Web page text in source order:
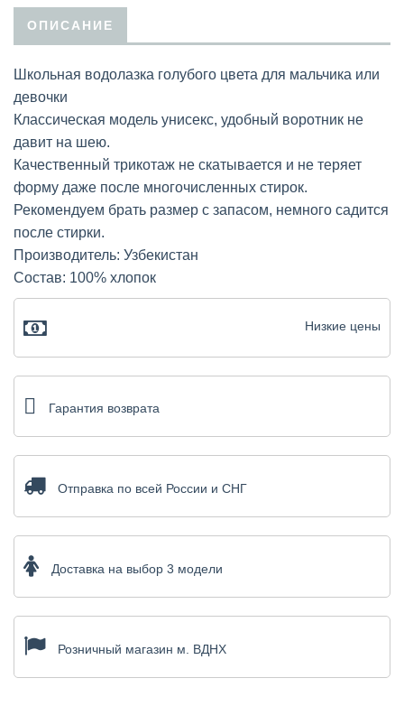
ОПИСАНИЕ
Школьная водолазка голубого цвета для мальчика или
девочки
Классическая модель унисекс, удобный воротник не
давит на шею.
Качественный трикотаж не скатывается и не теряет
форму даже после многочисленных стирок.
Рекомендуем брать размер с запасом, немного садится
после стирки.
Производитель: Узбекистан
Состав: 100% хлопок
Низкие цены
Гарантия возврата
Отправка по всей России и СНГ
Доставка на выбор 3 модели
Розничный магазин м. ВДНХ